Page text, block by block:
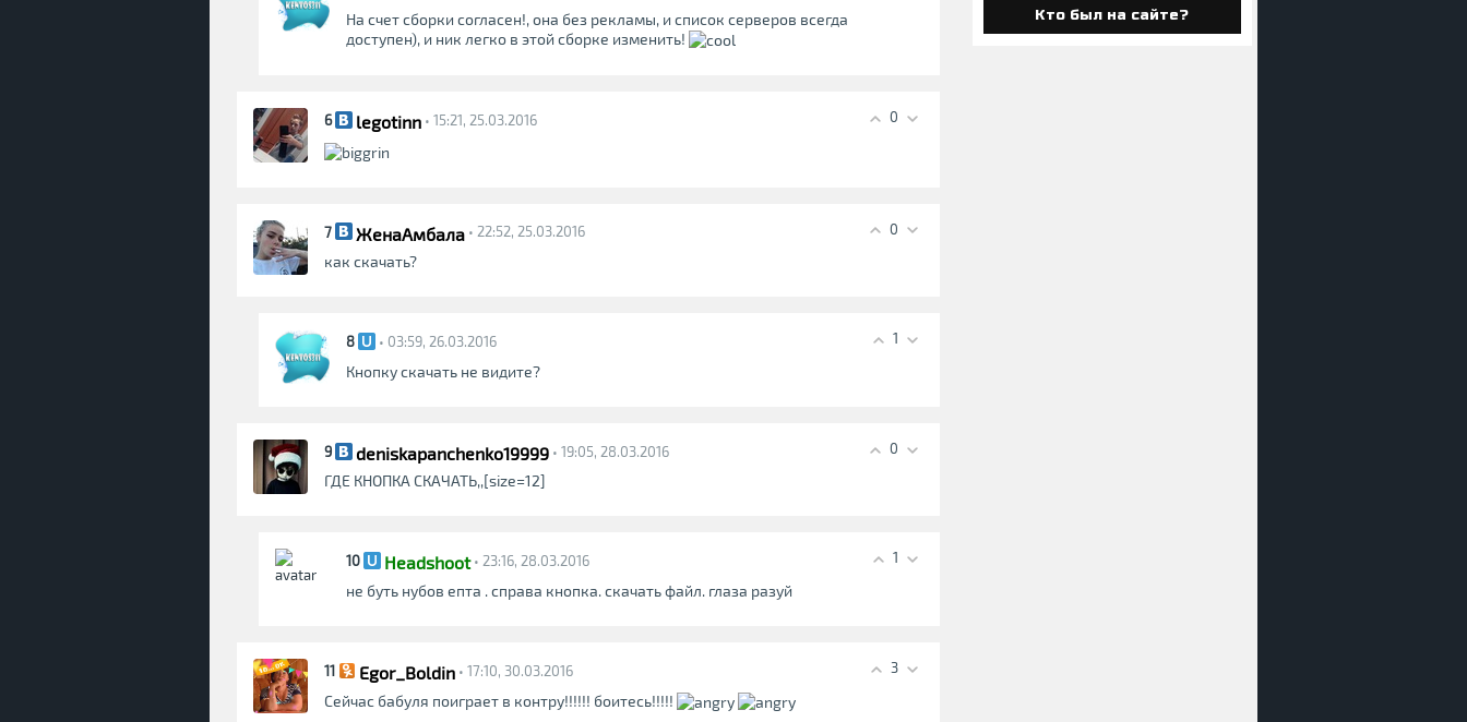
На счет сборки согласен!, она без рекламы, и список серверов всегда
доступен), и ник легко в этой сборке изменить!
0
6 legotinn • 15:21, 25.03.2016
0
7 ЖенаАмбала • 22:52, 25.03.2016
как скачать?
1
8 • 03:59, 26.03.2016
Кнопку скачать не видите?
0
9 deniskapanchenko19999 • 19:05, 28.03.2016
ГДЕ КНОПКА СКАЧАТЬ,,[size=12]
1
10 Headshoot • 23:16, 28.03.2016
не буть нубов епта . справа кнопка. скачать файл. глаза разуй
3
11 Egor_Boldin • 17:10, 30.03.2016
Сейчас бабуля поиграет в контру!!!!!! боитесь!!!!!